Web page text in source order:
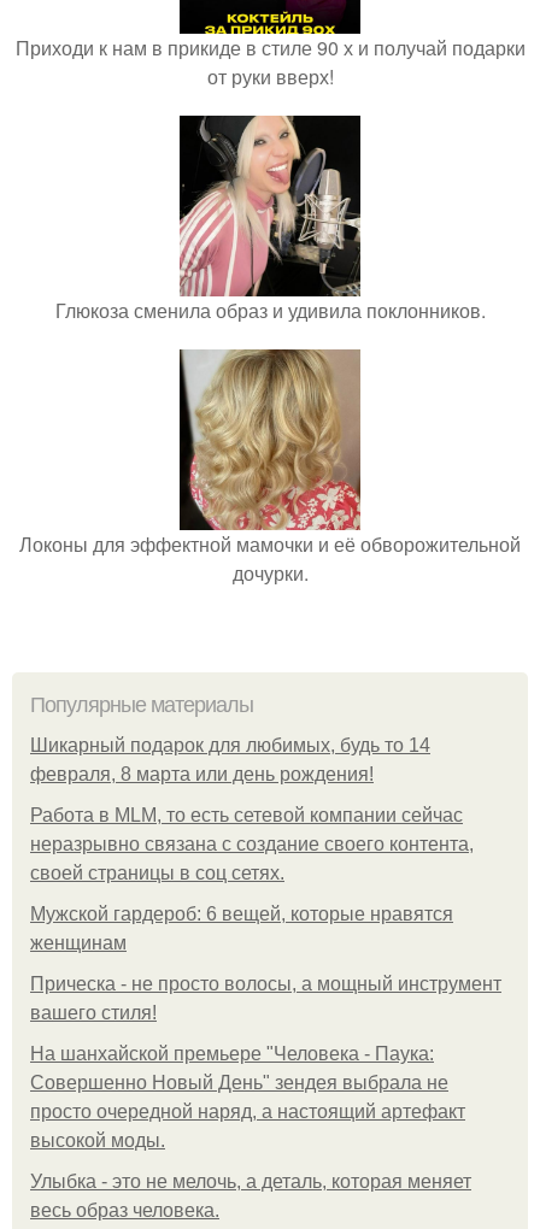
Приходи к нам в прикиде в стиле 90 х и получай подарки
от руки вверх!
Глюкоза сменила образ и удивила поклонников.
Локоны для эффектной мамочки и её обворожительной
дочурки.
Популярные материалы
Шикарный подарок для любимых, будь то 14
февраля, 8 марта или день рождения!
Работа в MLM, то есть сетевой компании сейчас
неразрывно связана с создание своего контента,
своей страницы в соц сетях.
Мужской гардероб: 6 вещей, которые нравятся
женщинам
Прическа - не просто волосы, а мощный инструмент
вашего стиля!
На шанхайской премьере "Человека - Паука:
Совершенно Новый День" зендея выбрала не
просто очередной наряд, а настоящий артефакт
высокой моды.
Улыбка - это не мелочь, а деталь, которая меняет
весь образ человека.